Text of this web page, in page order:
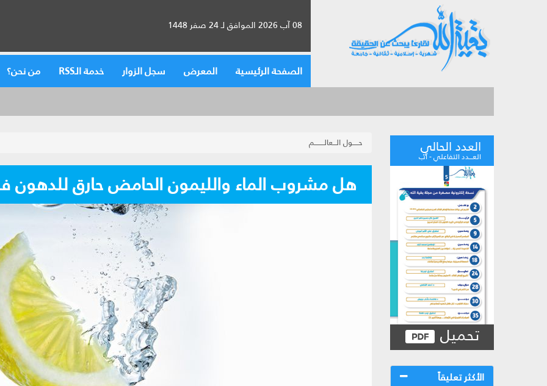
08 آب 2026 الموافق لـ 24 صفر 1448
الصفحة الرئيسية المعرض سجل الزوار خدمة الـRSS من نحن؟
العدد الحالي
العـــدد التفاعلي - آب
تحميل
الأكثر تعليقاً
حـــــول الـــعالــــــــم
هل مشروب الماء والليمون الحامض حارق للدهون